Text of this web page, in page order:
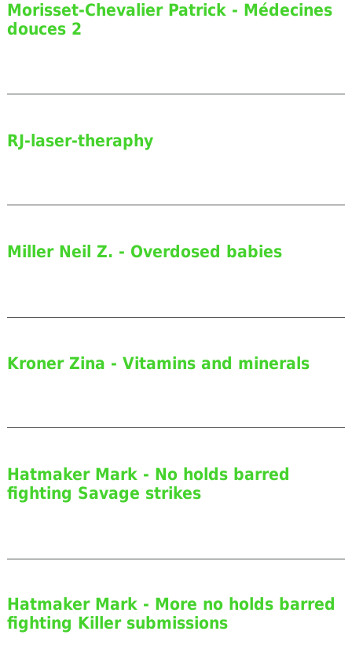
Morisset-Chevalier Patrick - Médecines
douces 2
RJ-laser-theraphy
Miller Neil Z. - Overdosed babies
Kroner Zina - Vitamins and minerals
Hatmaker Mark - No holds barred
fighting Savage strikes
Hatmaker Mark - More no holds barred
fighting Killer submissions